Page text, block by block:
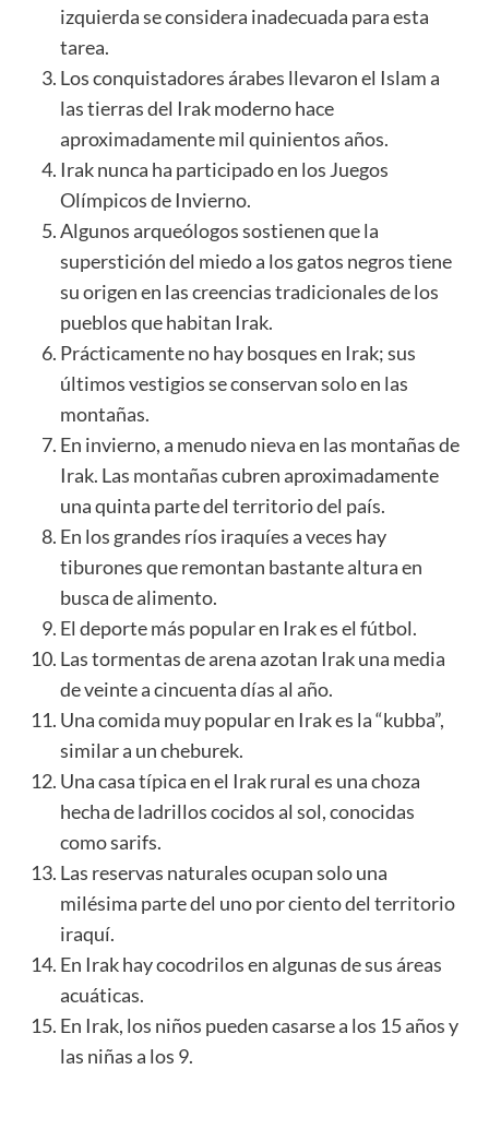
izquierda se considera inadecuada para esta
tarea.
Los conquistadores árabes llevaron el Islam a
las tierras del Irak moderno hace
aproximadamente mil quinientos años.
Irak nunca ha participado en los Juegos
Olímpicos de Invierno.
Algunos arqueólogos sostienen que la
superstición del miedo a los gatos negros tiene
su origen en las creencias tradicionales de los
pueblos que habitan Irak.
Prácticamente no hay bosques en Irak; sus
últimos vestigios se conservan solo en las
montañas.
En invierno, a menudo nieva en las montañas de
Irak. Las montañascubren aproximadamente
una quinta parte del territorio del país.
En los grandes ríos iraquíes a veces hay
tiburones que remontan bastante altura en
busca de alimento.
El deporte más popular en Irak es el fútbol.
Las tormentas de arena azotan Irak una media
de veinte a cincuenta días al año.
Una comida muy popular en Irak es la “kubba”,
similar a un cheburek.
Una casa típica en el Irak rural es una choza
hecha de ladrillos cocidos al sol, conocidas
como sarifs.
Las reservas naturales ocupan solo una
milésima parte del uno por ciento del territorio
iraquí.
En Irak hay cocodrilos en algunas de sus áreas
acuáticas.
En Irak, los niños pueden casarse a los 15 años y
las niñas a los 9.